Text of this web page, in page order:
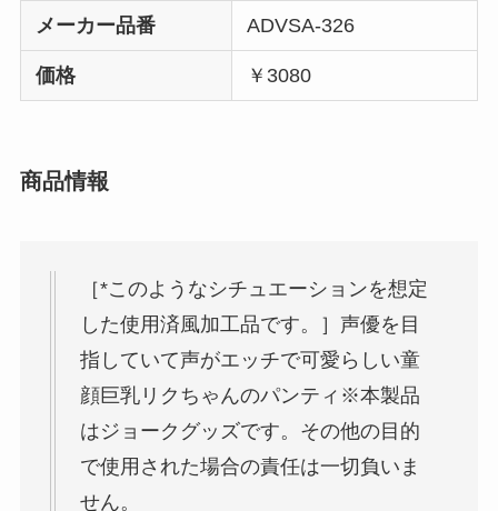
メーカー品番 ADVSA-326
価格 ￥3080
商品情報
［*このようなシチュエーションを想定
した使用済風加工品です。］声優を目
指していて声がエッチで可愛らしい童
顔巨乳リクちゃんのパンティ※本製品
はジョークグッズです。その他の目的
で使用された場合の責任は一切負いま
せん。